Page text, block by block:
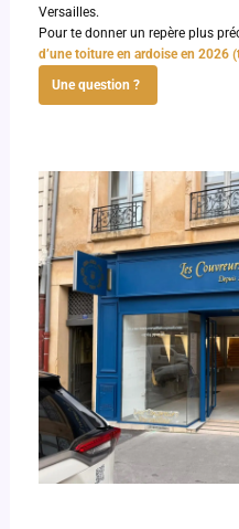
Versailles.
Pour te donner un repère plus
d’une toiture en ardoise en 2026
Une question ?